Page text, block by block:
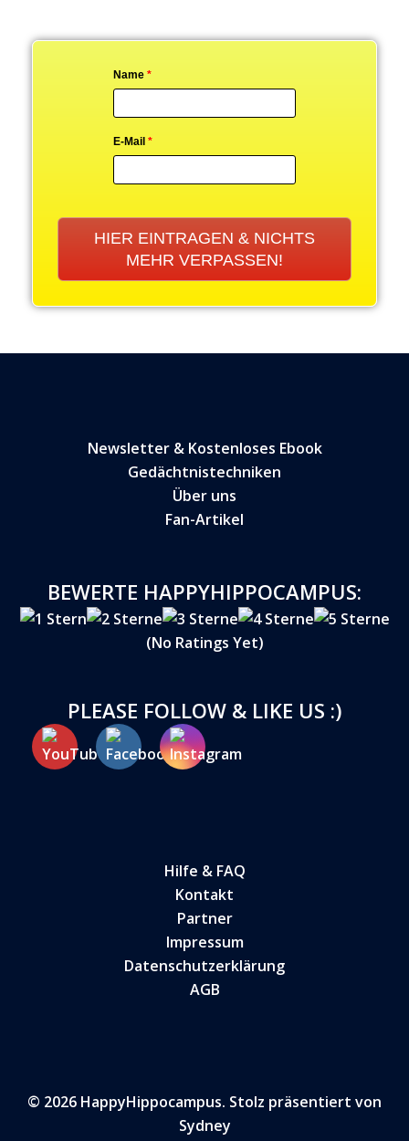
Name *
E-Mail *
HIER EINTRAGEN & NICHTS
MEHR VERPASSEN!
Newsletter & Kostenloses Ebook
Gedächtnistechniken
Über uns
Fan-Artikel
BEWERTE HAPPYHIPPOCAMPUS:
(No Ratings Yet)
PLEASE FOLLOW & LIKE US :)
Hilfe & FAQ
Kontakt
Partner
Impressum
Datenschutzerklärung
AGB
© 2026 HappyHippocampus. Stolz präsentiert von
Sydney